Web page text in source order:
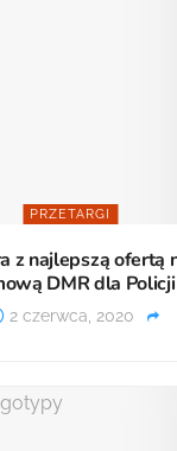
PRZETARGI
z najlepszą ofertą
DMR dla Policji
2 czerwca, 2020